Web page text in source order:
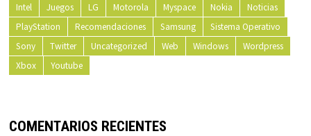
Intel
Juegos LG Motorola Myspace Nokia
Noticias
PlayStation
Recomendaciones Samsung
Sistema Operativo
Sony
Twitter Uncategorized Web Windows
Wordpress
Xbox
Youtube
COMENTARIOS RECIENTES